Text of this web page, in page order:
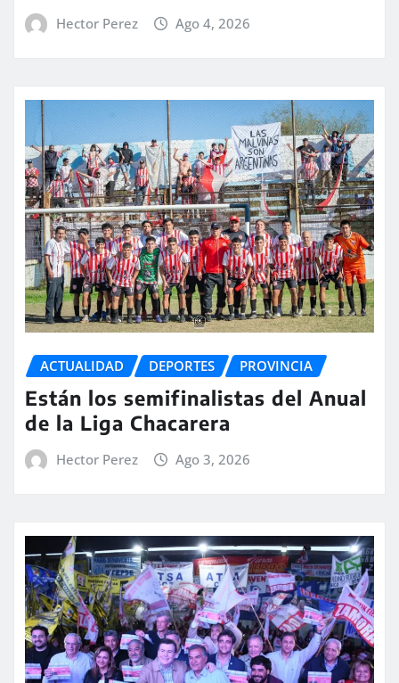
Hector Perez Ago 4, 2026
ACTUALIDAD DEPORTES PROVINCIA
Están los semifinalistas del Anual
de la Liga Chacarera
Hector Perez Ago 3, 2026